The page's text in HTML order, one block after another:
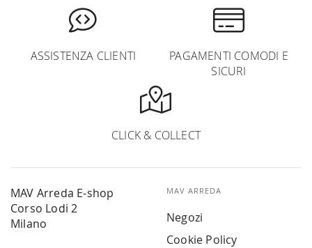
ASSISTENZA CLIENTI
PAGAMENTI COMODI E
SICURI
CLICK & COLLECT
MAV Arreda E-shop
Corso Lodi 2
Milano
MAV ARREDA
Negozi
Cookie Policy